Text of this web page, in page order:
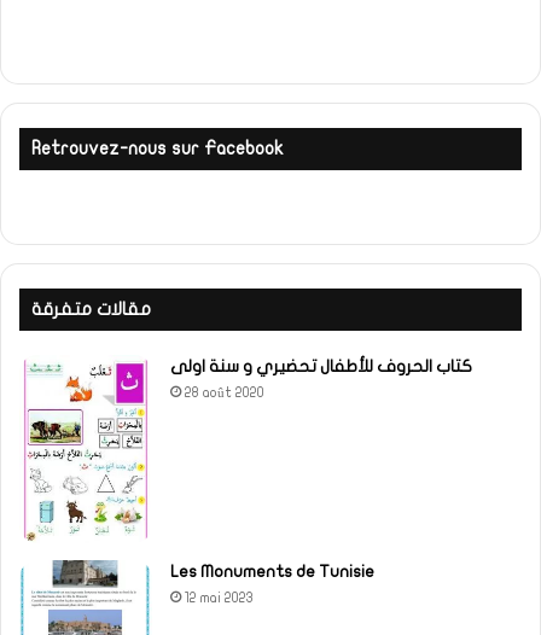
Retrouvez-nous sur Facebook
مقالات متفرقة
كتاب الحروف للأطفال تحضيري و سنة اولى
28 août 2020
Les Monuments de Tunisie
12 mai 2023